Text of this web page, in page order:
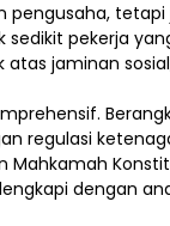
pengusaha,
pekerja
jaminan
regulasi
dengan